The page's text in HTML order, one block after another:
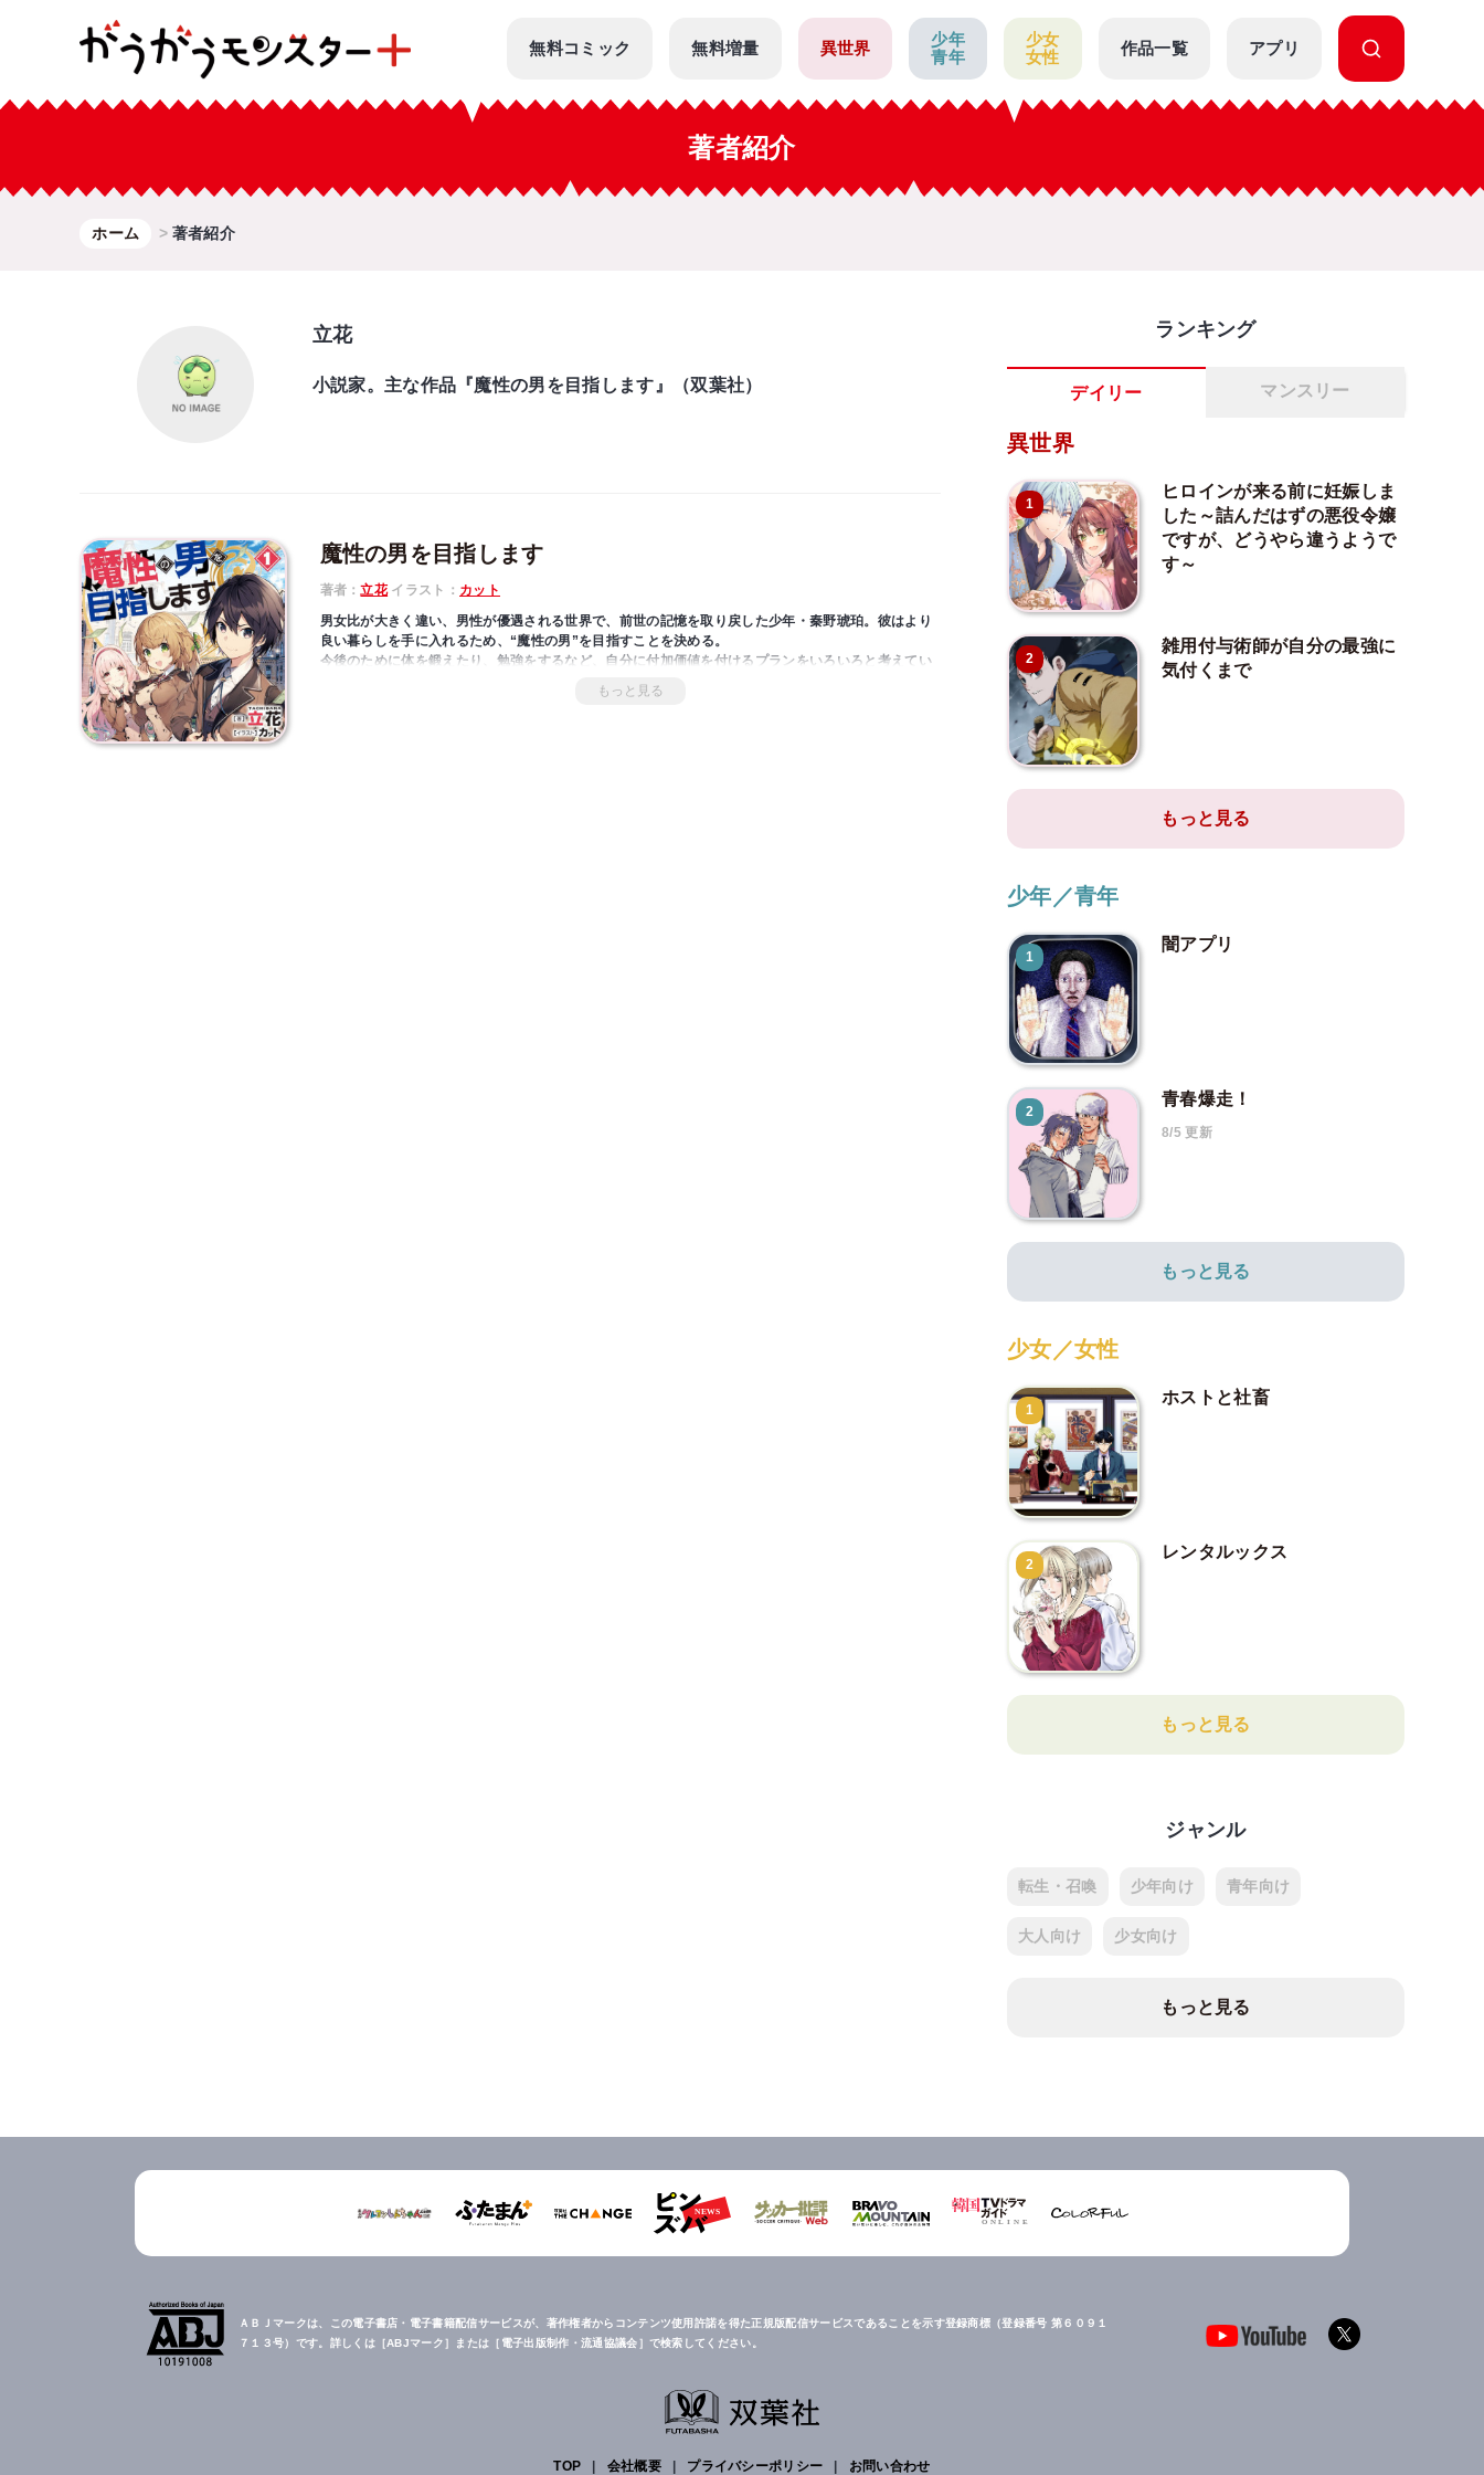
無料コミック 無料増量 異世界
少年
青年
少女
女性
作品一覧 アプリ
著者紹介
ホーム 著者紹介
立花
小説家。主な作品『魔性の男を目指します』（双葉社）
魔性の男を目指します
著者：立花イラスト： カット
男女比が大きく違い、男性が優遇される世界で、前世の記憶を取り戻した少年・秦野琥珀。彼はより
良い暮らしを手に入れるため、“魔性の男”を目指すことを決める。
今後のために体を鍛えたり、勉強をするなど、自分に付加価値を付けるプランをいろいろと考えてい
いるだけで周りを魅了!? 第７回ネット小説大賞受賞作の学園コメディ！
もっと見る
ランキング
デイリー マンスリー
異世界
1
ヒロインが来る前に妊娠しま
した～詰んだはずの悪役令嬢
ですが、どうやら違うようで
す～
2
雑用付与術師が自分の最強に
気付くまで
もっと見る
少年／青年
1
闇アプリ
2
青春爆走！
8/5 更新
もっと見る
少女／女性
1
ホストと社畜
2
レンタルックス
もっと見る
ジャンル
転生・召喚 少年向け 青年向け
大人向け 少女向け
もっと見る
ＡＢＪマークは、この電子書店・電子書籍配信サービスが、著作権者からコンテンツ使用許諾を得た正規版配信サービスであることを示す登録商標（登録番号 第６０９１
７１３号）です。詳しくは［ABJマーク］または［電子出版制作・流通協議会］で検索してください。
TOP 会社概要 プライバシーポリシー お問い合わせ